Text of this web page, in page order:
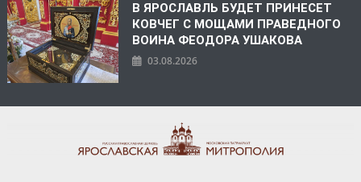
В ЯРОСЛАВЛЬ БУДЕТ ПРИНЕСЕТ
КОВЧЕГ С МОЩАМИ ПРАВЕДНОГО
ВОИНА ФЕОДОРА УШАКОВА
03.08.2026